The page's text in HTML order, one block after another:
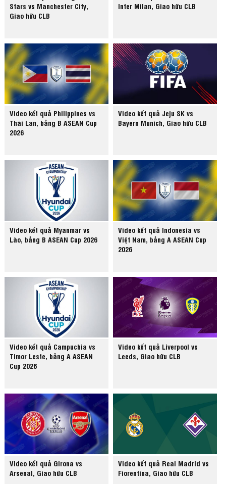
Stars vs Manchester City,
Giao hữu CLB
Inter Milan, Giao hữu CLB
Video kết quả Philippines vs
Thái Lan, bảng B ASEAN Cup
2026
Video kết quả Jeju SK vs
Bayern Munich, Giao hữu CLB
Video kết quả Myanmar vs
Lào, bảng B ASEAN Cup 2026
Video kết quả Indonesia vs
Việt Nam, bảng A ASEAN Cup
2026
Video kết quả Campuchia vs
Timor Leste, bảng A ASEAN
Cup 2026
Video kết quả Liverpool vs
Leeds, Giao hữu CLB
Video kết quả Girona vs
Arsenal, Giao hữu CLB
Video kết quả Real Madrid vs
Fiorentina, Giao hữu CLB